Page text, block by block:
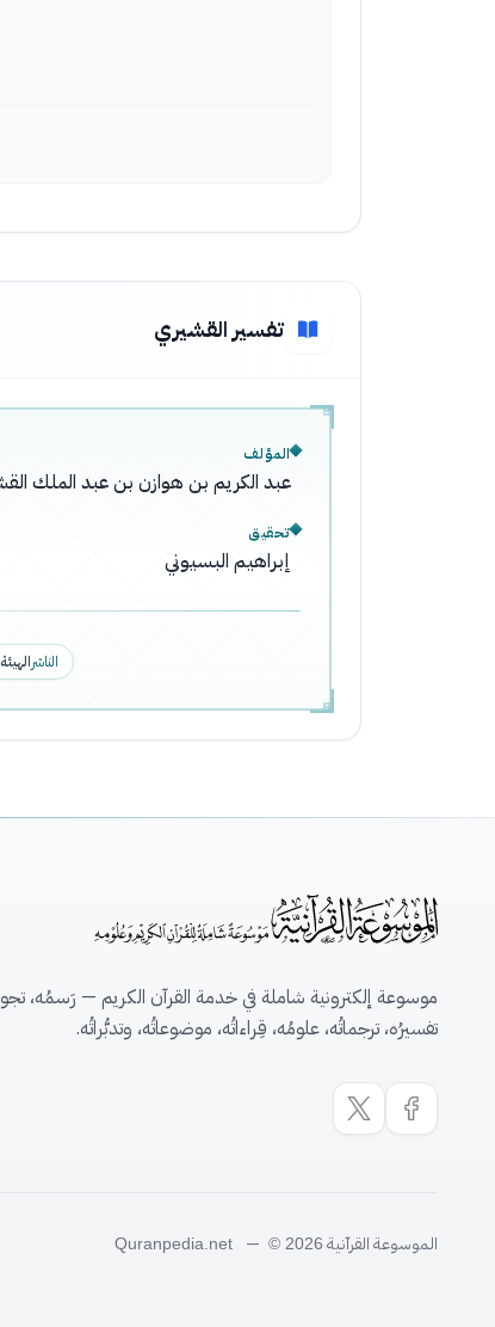
تفسير القشيري
المؤلف
عبد الكريم بن هوازن بن عبد الملك
تحقيق
إبراهيم البسيوني
الناشر
موسوعة إلكترونية شاملة في خدمة القرآن الكريم — رَسمُه،
تفسيرُه، ترجماتُه، علومُه، قِراءاتُه، موضوعاتُه، وتدبُّراتُه.
الموسوعة القرآنية Quranpedia.net — © 2026